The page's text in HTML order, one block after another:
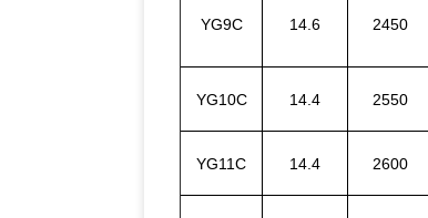
YG9C 14.6 2450
YG10C 14.4 2550
YG11C 14.4 2600